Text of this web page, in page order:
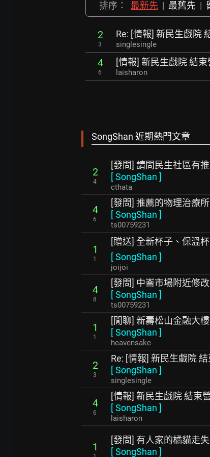
排序： 最新先 | 最舊先 |
2
3
Re: [情報] 新民生戲院
singlesingle
4
6
[情報] 新民生戲院 結束
laisharon
SongShan 近期熱門文章
2
4
[發問] 請問民生社區有
[SongShan ]
cthata
4
6
[發問] 推薦的物理治療所
[SongShan ]
ts00759231
1
1
[贈送] 全新杯子、保溫
[SongShan ]
joijoi
4
8
[發問] 中崙市場附近修
[SongShan ]
ts00759231
1
1
[閒聊] 新壽松山金融大
[SongShan ]
heavensake
2
3
Re: [情報] 新民生戲院
[SongShan ]
singlesingle
4
6
[情報] 新民生戲院 結束
[SongShan ]
laisharon
1
[發問] 有人家的橘貓走
[SongShan ]